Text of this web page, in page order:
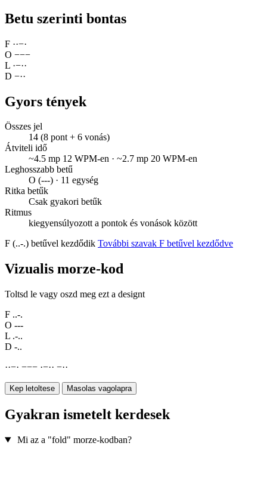
Betu szerinti bontas
F ··−·
O −−−
L ·−··
D −··
Gyors tények
Összes jel
14 (8 pont + 6 vonás)
Átviteli idő
~4.5 mp 12 WPM-en · ~2.7 mp 20 WPM-en
Leghosszabb betű
O (---) · 11 egység
Ritka betűk
Csak gyakori betűk
Ritmus
kiegyensúlyozott a pontok és vonások között
F (..-.) betűvel kezdődik További szavak F betűvel kezdődve
Vizualis morze-kod
Toltsd le vagy oszd meg ezt a designt
F ..-.
O ---
L .-..
D -..
··−· −−− ·−·· −··
Kep letoltese Masolas vagolapra
Gyakran ismetelt kerdesek
Mi az a "fold" morze-kodban?